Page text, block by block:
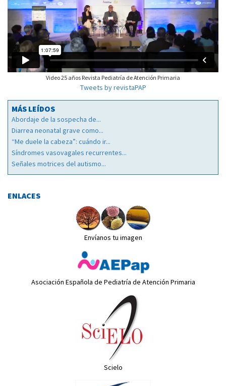
Video 25 años Revista Pediatría de Atención Primaria
Tweets by revistaPAP
MÁS LEÍDOS
Abordaje de la sospecha de...
Diarrea neonatal grave como...
“Me duele la cabeza”: cuándo ir...
Síndromes vasovagales recurrentes...
Señales motrices del autismo...
ENLACES
Envíanos tu imagen
Asociación Española de Pediatría de Atención Primaria
Scielo